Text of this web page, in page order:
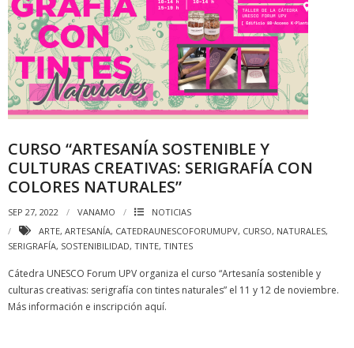
CURSO “ARTESANÍA SOSTENIBLE Y
CULTURAS CREATIVAS: SERIGRAFÍA CON
COLORES NATURALES”
SEP 27, 2022 VANAMO
NOTICIAS
ARTE, ARTESANÍA, CATEDRAUNESCOFORUMUPV, CURSO, NATURALES,
SERIGRAFÍA, SOSTENIBILIDAD, TINTE, TINTES
Cátedra UNESCO Forum UPV organiza el curso “Artesanía sostenible y
culturas creativas: serigrafía con tintes naturales” el 11 y 12 de noviembre.
Más información e inscripción aquí.